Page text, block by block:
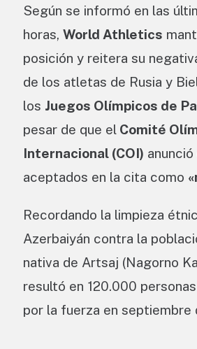
Según se informó en las
horas, World Athletics
posición y reitera su
de los atletas de Rusia y
los Juegos Olímpicos de
pesar de que el Comité
Internacional (COI)
aceptados en la cita como
Recordando la limpieza
Azerbaiyán contra la
nativa de Artsaj (Nagorno
resultó en 120.000
por la fuerza en septiembre